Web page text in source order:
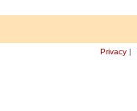
Privacy |